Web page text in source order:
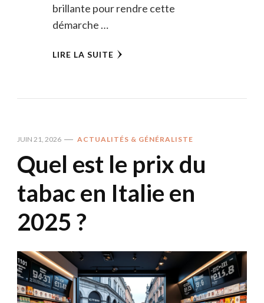
brillante pour rendre cette
démarche …
LIRE LA SUITE
JUIN 21, 2026 ACTUALITÉS & GÉNÉRALISTE
Quel est le prix du
tabac en Italie en
2025 ?